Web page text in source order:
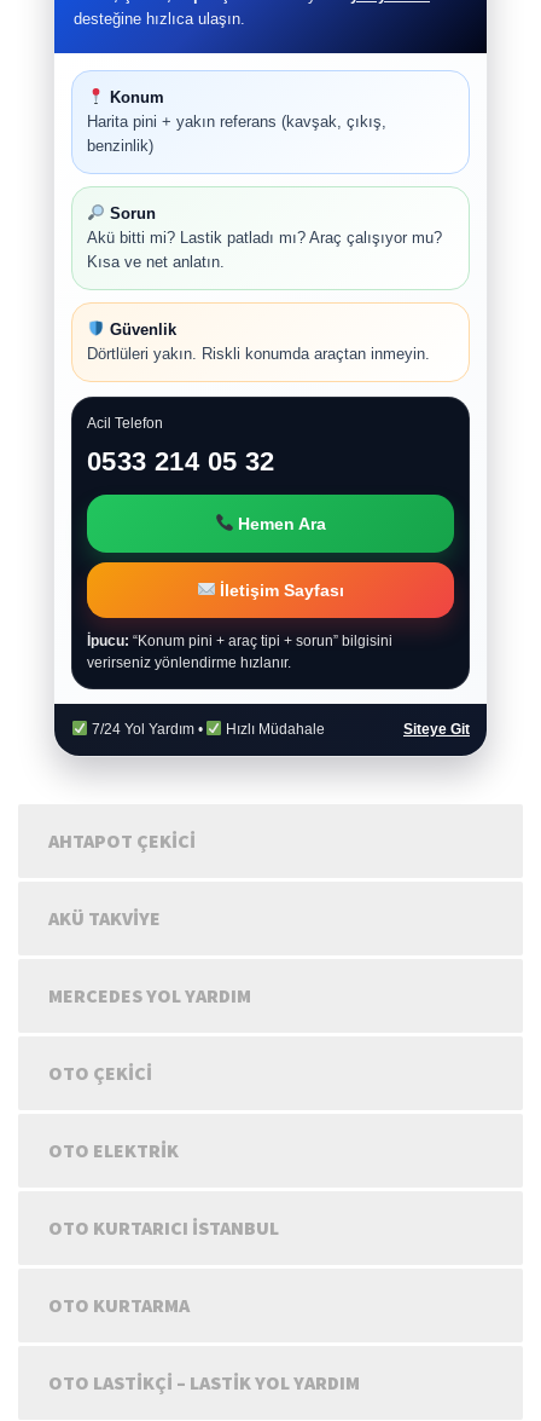
desteğine hızlıca ulaşın.
Konum
Harita pini + yakın referans (kavşak, çıkış,
benzinlik)
Sorun
Akü bitti mi? Lastik patladı mı? Araç çalışıyor mu?
Kısa ve net anlatın.
Güvenlik
Dörtlüleri yakın. Riskli konumda araçtan inmeyin.
Acil Telefon
0533 214 05 32
Hemen Ara
İletişim Sayfası
İpucu: “Konum pini + araç tipi + sorun” bilgisini
verirseniz yönlendirme hızlanır.
7/24 Yol Yardım • Hızlı Müdahale Siteye Git
AHTAPOT ÇEKICI
AKÜ TAKVIYE
MERCEDES YOL YARDIM
OTO ÇEKICI
OTO ELEKTRIK
OTO KURTARICI İSTANBUL
OTO KURTARMA
OTO LASTIKÇI – LASTIK YOL YARDIM